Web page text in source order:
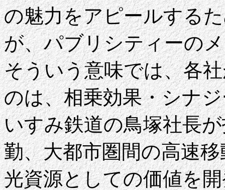
の魅力をアピールする
が、パブリシティーの
そういう意味では、各
のは、相乗効果・シナ
いすみ鉄道の鳥塚社長
勤、大都市圏間の高速
光資源としての価値を